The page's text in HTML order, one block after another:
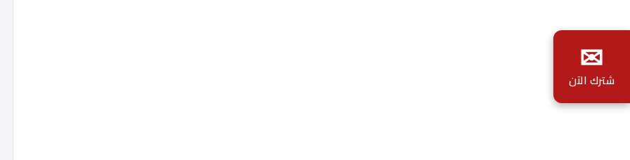
✉
شترك الآن